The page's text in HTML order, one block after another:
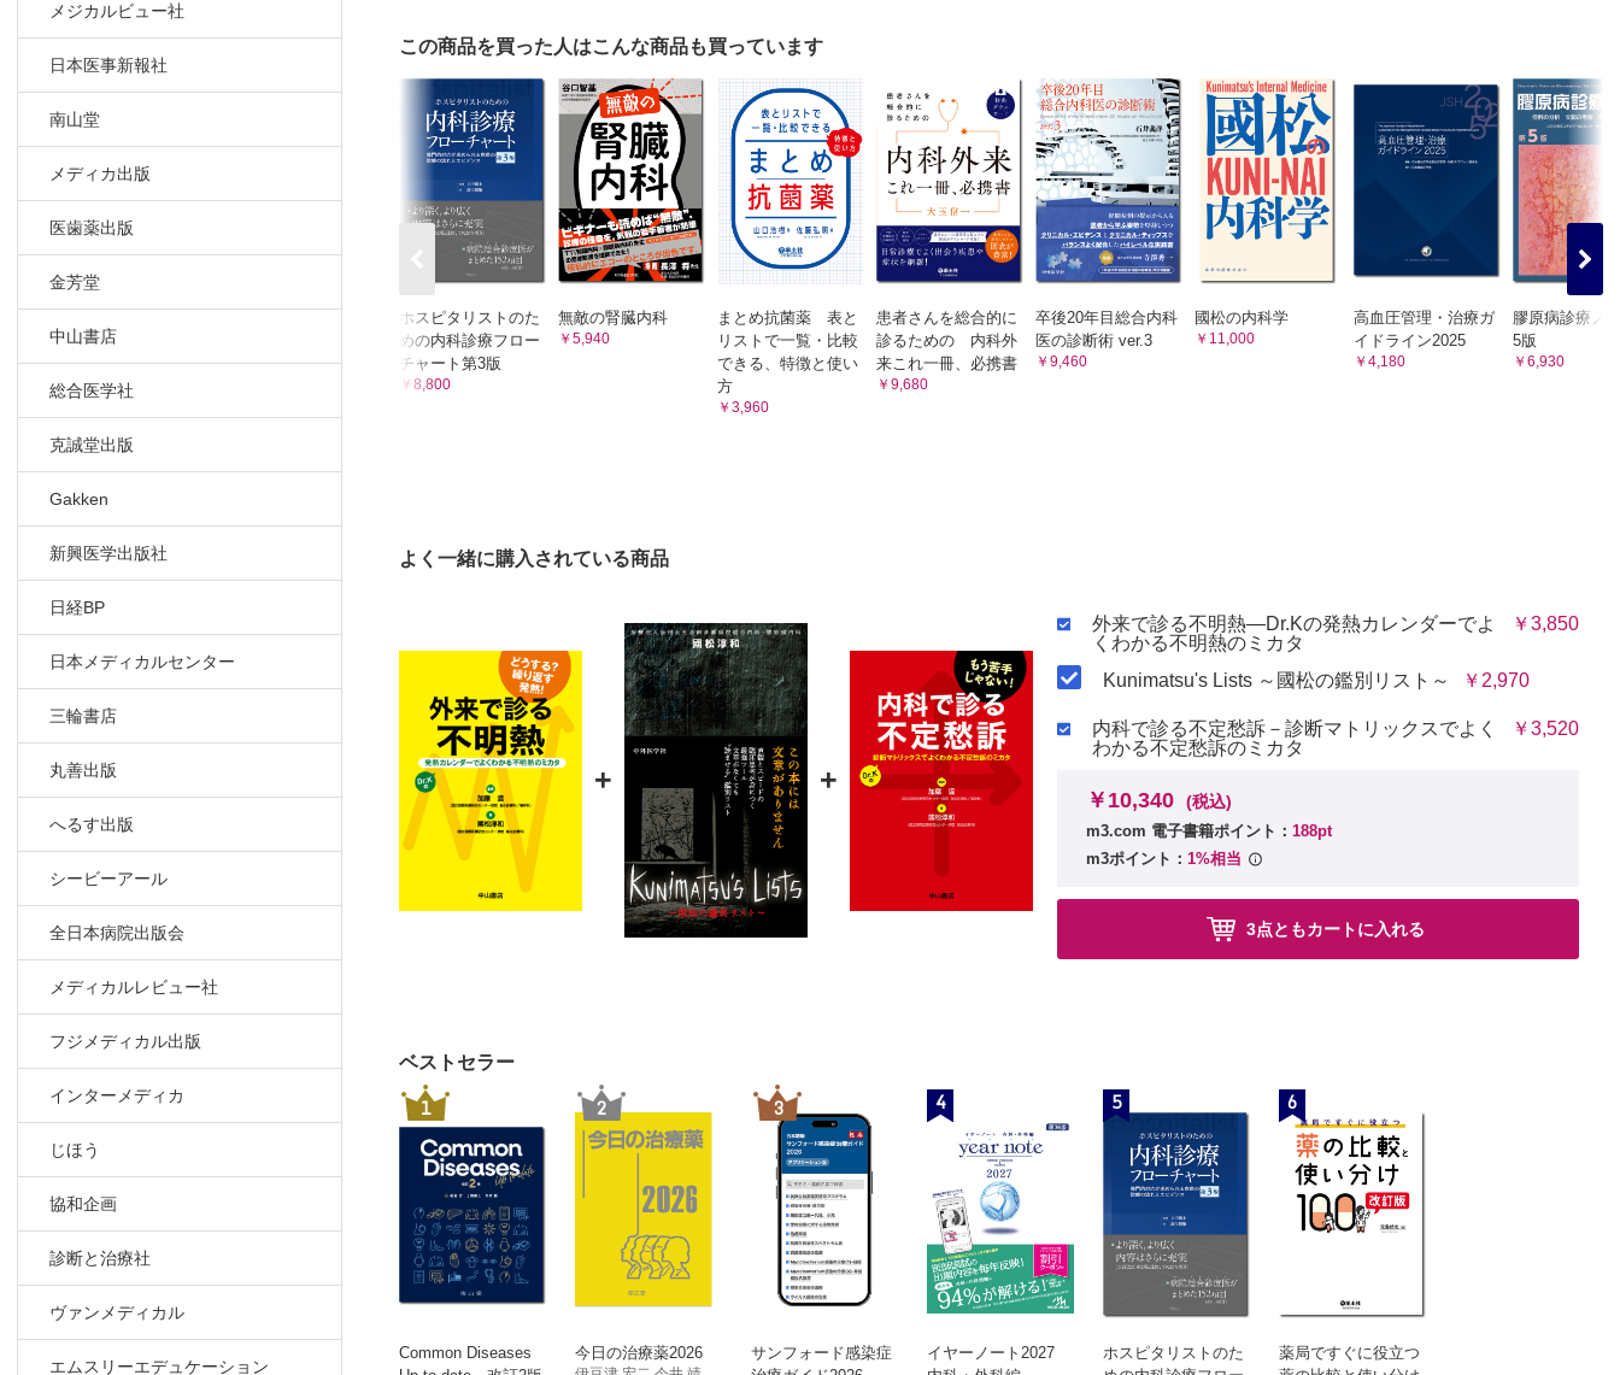
メジカルビュー社
日本医事新報社
南山堂
メディカ出版
医歯薬出版
金芳堂
中山書店
総合医学社
克誠堂出版
Gakken
新興医学出版社
日経BP
日本メディカルセンター
三輪書店
丸善出版
へるす出版
シービーアール
全日本病院出版会
メディカルレビュー社
フジメディカル出版
インターメディカ
じほう
協和企画
診断と治療社
ヴァンメディカル
エムスリーエデュケーション
A ウイルス感染型
C 完全な間欠期を伴う反復型
反復するということ
第4章 「 発熱カレンダー」で分析しよう 外来で診るちょっと難しい不明熱
熱が出たり下がったりする不明熱への対応
周期性を見抜くために
「発熱カレンダー」をつくろう
つくり方の実際
発熱カレンダーの経過の把握以外の効能
第5章 外来で遭遇する不明熱 5 つの臨床的カテゴリー
Case 3 37歳男性10日間続く発熱と関節痛 （ヒトパルボウイルスB19感染症）
Case 4 26歳女性 最初は発熱のみだった 〔結節性紅斑（特発性疑い）〕
Case 5 20歳女性 全体像で考える 〔菊池病（組織球性壊死性リンパ節炎）〕
Case 6 60歳女性 入院中に何が起こった？ 〔アロプリノールによる薬剤熱（allopurinol hypersensitivity syndrome）〕
まとめ
その3 リウマチ性疾患/自己免疫性疾患の例外 非典型な経過でくる自己免疫性疾患について考える
Case 7 84歳女性 抗菌薬が効かない高齢者 （顕微鏡学的多発血管炎）
Case 8 60歳女性 治療が要ることはわかる〔Crohn 病（疑い）〕
Case 9 20歳男性 単なる結節性紅斑と思ったら 〔MDS関連Behcet病（不完全型・腸管Behcet）〕
まとめ
その4 “ 発熱＋炎症反応上昇”を繰り返すもの 経過の長い繰り返す発熱から自己炎症性疾患を見抜く
Case 10 25歳女性 繰り返す発熱と腸炎・関節痛のエピソード 〔家族性地中海熱（非典型）〕
その5 炎症反応が陰性でmedical に消耗していない熱 発熱とは言い難く，機能性高体温症と呼ぶほかない困った熱
Case 13 16歳女性 高熱をずっと反復している 〔機能性高体温症（小児・思春期型）〕
Case 14 40歳女性 熱がずっと続いている 〔機能性高体温症（成人型，脳器質因あり）
Case 15 45歳男性 熱・倦怠感がずっとある 〔機能性高体温症（成人型，身体因あり）〕
まとめ
番外編 コンサルトされる不明熱 炎症か腫瘍か，それが問題だ
Case 16 62歳男性 「 それでも罠はなかった」（急性骨髄性白血病）
Case 17 57歳男性 「 降格・交代しかない」（急性骨髄性白血病）
Case 18 69歳男性 「 どれも甘いような気がする」 （MDS/MPN に伴う，無菌性膿瘍様の多発病変）
第6章 不明熱を治療する
この商品を買った人はこんな商品も買っています
ホスピタリストのた
めの内科診療フロー
チャート第3版
￥8,800
無敵の腎臓内科
￥5,940
まとめ抗菌薬 表と
リストで一覧・比較
できる、特徴と使い
方
￥3,960
患者さんを総合的に
診るための 内科外
来これ一冊、必携書
￥9,680
卒後20年目総合内科
医の診断術 ver.3
￥9,460
國松の内科学
￥11,000
高血圧管理・治療ガ
イドライン2025
￥4,180
膠原病診療ノ
5版
￥6,930
よく一緒に購入されている商品
+ +
外来で診る不明熱―Dr.Kの発熱カレンダーでよ
くわかる不明熱のミカタ
￥3,850
Kunimatsu's Lists ～國松の鑑別リスト～ ￥2,970
内科で診る不定愁訴－診断マトリックスでよく
わかる不定愁訴のミカタ
￥3,520
￥10,340 (税込)
m3.com 電子書籍ポイント： 188pt
m3ポイント： 1%相当
3点ともカートに入れる
ベストセラー
1
Common Diseases
2
今日の治療薬2026
3
サンフォード感染症
4
イヤーノート2027
5
ホスピタリストのた
6
薬局ですぐに役立つ